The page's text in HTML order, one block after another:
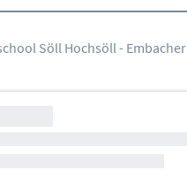
Söll Hochsöll - Embacher